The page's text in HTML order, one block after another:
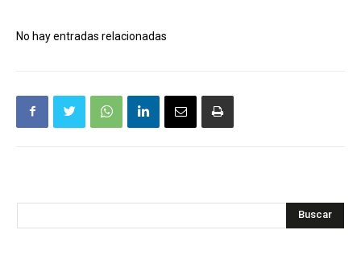
No hay entradas relacionadas
Buscar